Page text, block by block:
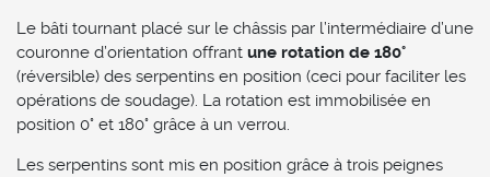
Le bâti tournant placé sur le châssis par l’intermédiaire d’une
couronne d’orientation offrant une rotation de 180°
(réversible) des serpentins en position (ceci pour faciliter les
opérations de soudage). La rotation est immobilisée en
position 0° et 180° grâce à un verrou.
Les serpentins sont mis en position grâce à trois peignes